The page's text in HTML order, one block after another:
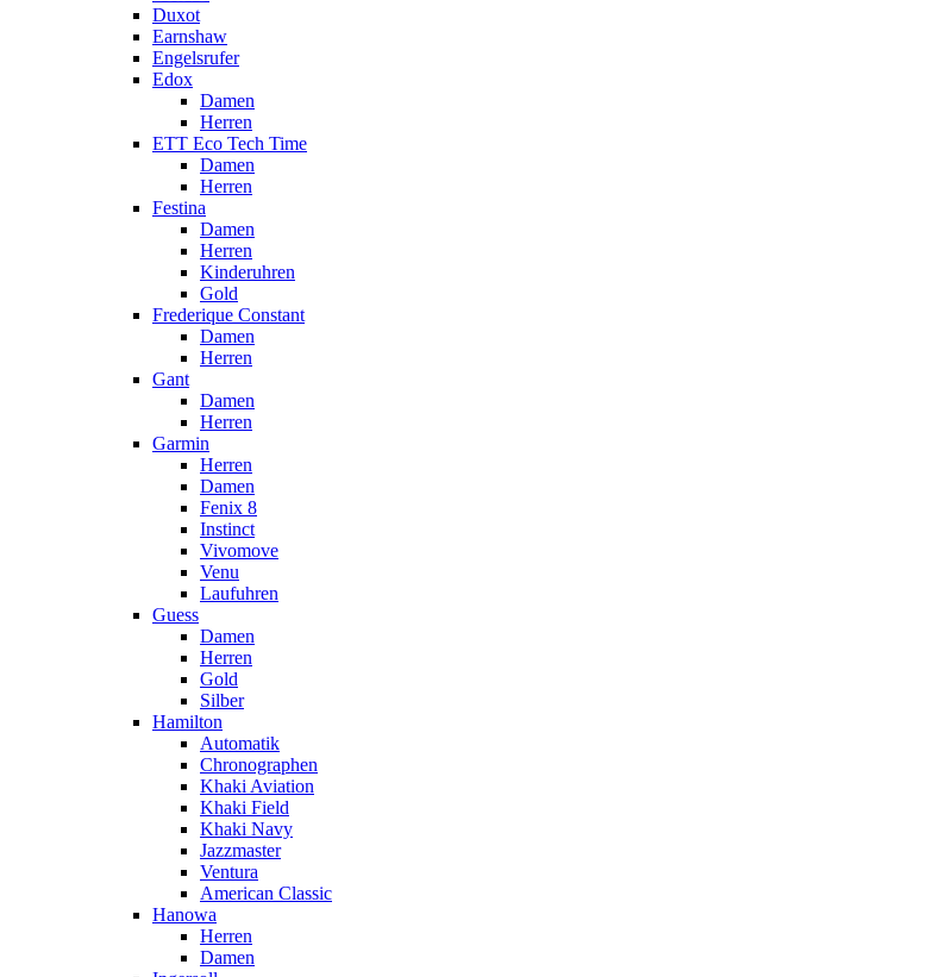
Duxot
Earnshaw
Engelsrufer
Edox
Damen
Herren
ETT Eco Tech Time
Damen
Herren
Festina
Damen
Herren
Kinderuhren
Gold
Frederique Constant
Damen
Herren
Gant
Damen
Herren
Garmin
Herren
Damen
Fenix 8
Instinct
Vivomove
Venu
Laufuhren
Guess
Damen
Herren
Gold
Silber
Hamilton
Automatik
Chronographen
Khaki Aviation
Khaki Field
Khaki Navy
Jazzmaster
Ventura
American Classic
Hanowa
Herren
Damen